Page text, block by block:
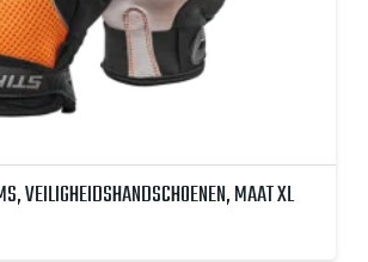
VEILIGHEIDSHANDSCHOENEN, MAAT XL